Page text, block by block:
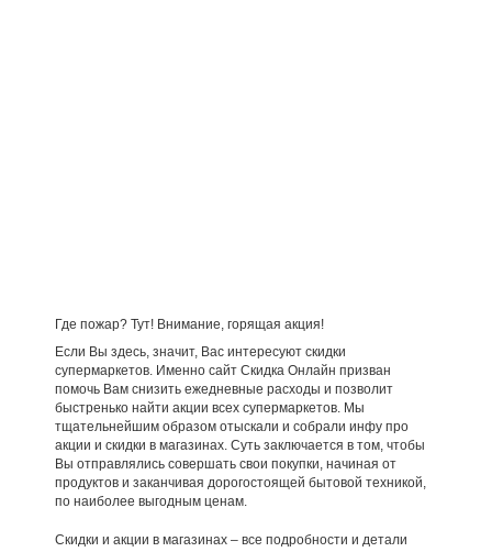
Где пожар? Тут! Внимание, горящая акция!
Если Вы здесь, значит, Вас интересуют скидки
супермаркетов. Именно сайт Скидка Онлайн призван
помочь Вам снизить ежедневные расходы и позволит
быстренько найти акции всех супермаркетов. Мы
тщательнейшим образом отыскали и собрали инфу про
акции и скидки в магазинах. Суть заключается в том, чтобы
Вы отправлялись совершать свои покупки, начиная от
продуктов и заканчивая дорогостоящей бытовой техникой,
по наиболее выгодным ценам.
Скидки и акции в магазинах – все подробности и детали